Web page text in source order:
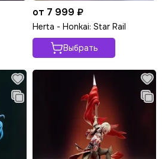
от 7 999 ₽
Herta - Honkai: Star Rail
Выбрать